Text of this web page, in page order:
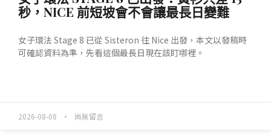
秒，NICE 前短坡會不會讓最長日變難
女子環法 Stage 8 已從 Sisteron 往 Nice 出發，本文以發稿時
可確認資料為準，先看這個最長日現在該盯哪裡。
2026-08-08 尚無留言